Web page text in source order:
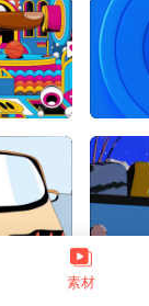
上拉加载
素材